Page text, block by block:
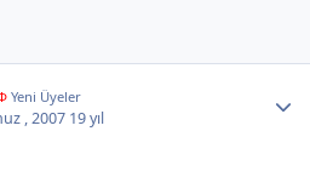
Yeni Üyeler
, 2007 19 yıl